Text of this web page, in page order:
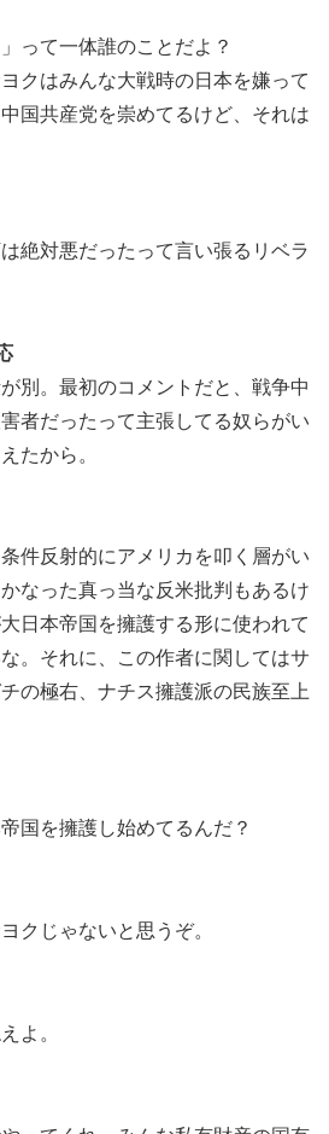
って一体誰のことだよ？
クはみんな大戦時の日本を嫌って
国共産党を崇めてるけど、それは
絶対悪だったって言い張るリベラ
別。最初のコメントだと、戦争中
者だったって主張してる奴らがい
たから。
件反射的にアメリカを叩く層がい
なった真っ当な反米批判もあるけ
日本帝国を擁護する形に使われて
。それに、この作者に関してはサ
の極右、ナチス擁護派の民族至上
国を擁護し始めてるんだ？
クじゃないと思うぞ。
よ。